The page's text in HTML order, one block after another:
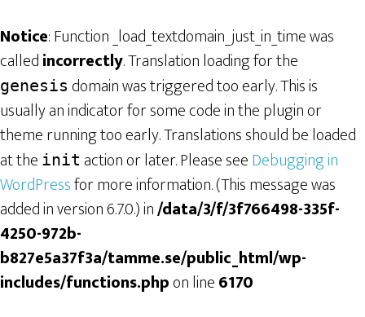
Notice: Function _load_textdomain_just_in_time was
calledincorrectly. Translation loading for the
genesis domain was triggered too early. This is
usually an indicator for some code in the plugin or
theme running too early. Translations should be loaded
at the init action or later. Please seeDebugging in
WordPressfor more information. (This message was
added in version 6.7.0.) in/data/3/f/3f766498-335f-
4250-972b-
b827e5a37f3a/tamme.se/public_html/wp-
includes/functions.phpon line6170